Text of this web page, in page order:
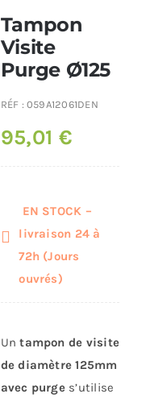
Tampon
Visite
Purge Ø125
RÉF :059A12061DEN
95,01€
EN STOCK –
livraison 24 à
72h (Jours
ouvrés)
Un tampon de visite
de diamètre 125mm
avec purges’utilise